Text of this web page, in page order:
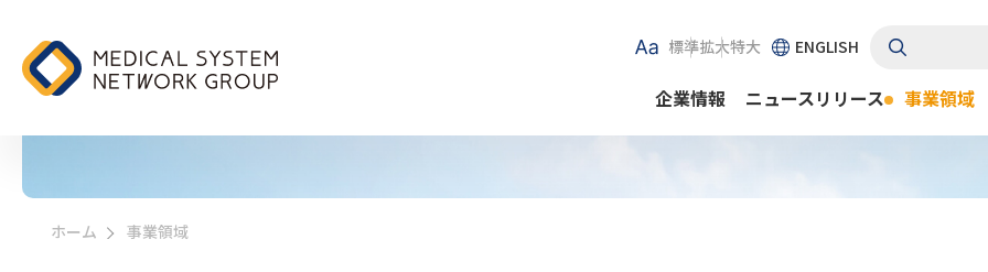
標準拡大特大 ENGLISH
企業情報 ニュースリリース 事業領域
事業領域
ホーム >
事業領域